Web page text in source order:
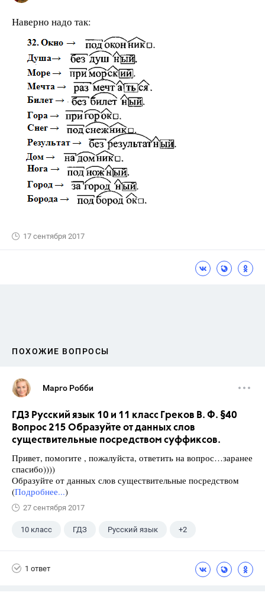
Наверно надо так:
17 сентября 2017
ПОХОЖИЕ ВОПРОСЫ
Марго Робби
ГДЗ Русский язык 10 и 11 класс Греков В. Ф. §40
Вопрос 215 Образуйте от данных слов
существительные посредством суффиксов.
Привет, помогите , пожалуйста, ответить на вопрос…заранее
спасибо))))
Образуйте от данных слов существительные посредством
(Подробнее...)
27 сентября 2017
10 класс ГДЗ Русский язык +2
1 ответ